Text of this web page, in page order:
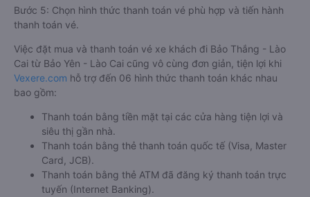
Bước 5: Chọn hình thức thanh toán vé phù hợp và tiến hành
thanh toán vé.
Việc đặt mua và thanh toán vé xe khách đi Bảo Thắng - Lào
Cai từ Bảo Yên - Lào Cai cũng vô cùng đơn giản, tiện lợi khi
Vexere.com hỗ trợ đến 06 hình thức thanh toán khác nhau
bao gồm:
Thanh toán bằng tiền mặt tại các cửa hàng tiện lợi và
siêu thị gần nhà.
Thanh toán bằng thẻ thanh toán quốc tế (Visa, Master
Card, JCB).
Thanh toán bằng thẻ ATM đã đăng ký thanh toán trực
tuyến (Internet Banking).